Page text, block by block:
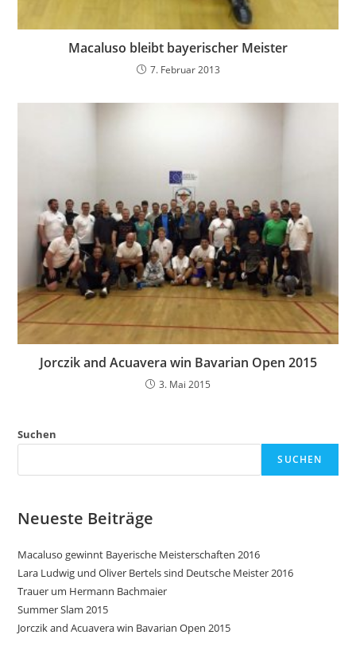
Macaluso bleibt bayerischer Meister
7. Februar 2013
Jorczik and Acuavera win Bavarian Open 2015
3. Mai 2015
Suchen
SUCHEN
Neueste Beiträge
Macaluso gewinnt Bayerische Meisterschaften 2016
Lara Ludwig und Oliver Bertels sind Deutsche Meister 2016
Trauer um Hermann Bachmaier
Summer Slam 2015
Jorczik and Acuavera win Bavarian Open 2015